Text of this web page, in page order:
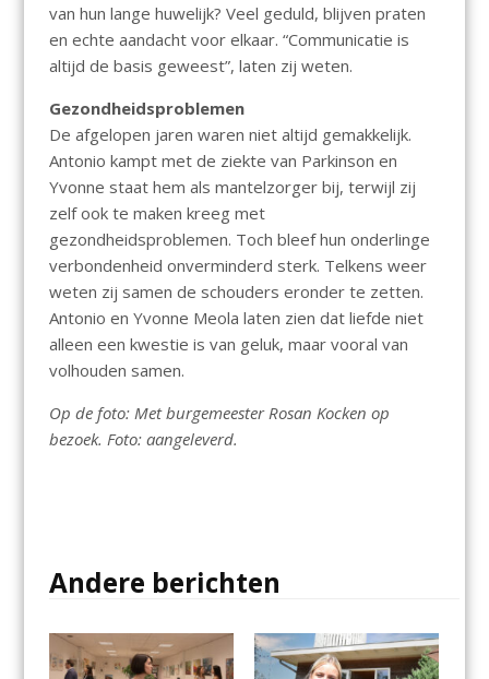
van hun lange huwelijk? Veel geduld, blijven praten
en echte aandacht voor elkaar. “Communicatie is
altijd de basis geweest”, laten zij weten.
Gezondheidsproblemen
De afgelopen jaren waren niet altijd gemakkelijk.
Antonio kampt met de ziekte van Parkinson en
Yvonne staat hem als mantelzorger bij, terwijl zij
zelf ook te maken kreeg met
gezondheidsproblemen. Toch bleef hun onderlinge
verbondenheid onverminderd sterk. Telkens weer
weten zij samen de schouders eronder te zetten.
Antonio en Yvonne Meola laten zien dat liefde niet
alleen een kwestie is van geluk, maar vooral van
volhouden samen.
Op de foto: Met burgemeester Rosan Kocken op
bezoek. Foto: aangeleverd.
Andere berichten